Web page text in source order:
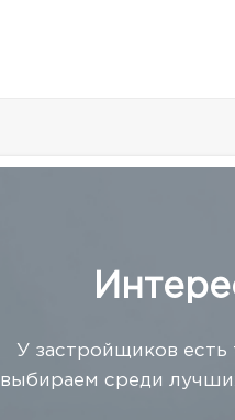
У застройщиков
выбираем среди